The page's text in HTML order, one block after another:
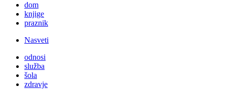
dom
knjige
praznik
Nasveti
odnosi
služba
šola
zdravje